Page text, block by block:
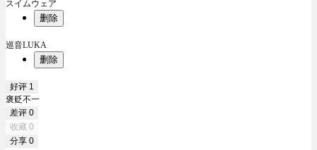
スイムウェア
删除
巡音LUKA
删除
好评 1
褒贬不一
差评 0
收藏 0
分享 0